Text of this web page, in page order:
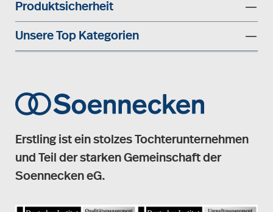
Produktsicherheit
Unsere Top Kategorien
Erstling ist ein stolzes Tochterunternehmen
und Teil der starken Gemeinschaft der
Soennecken eG.